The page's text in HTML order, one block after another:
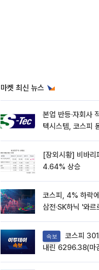
마켓 최신 뉴스
본업 반등·자회사
텍시스템, 코스피
[장외시황] 비바리
4.64% 상승
코스피, 4% 하락
삼전·SK하닉 '와
속보
내린 6296.38(마